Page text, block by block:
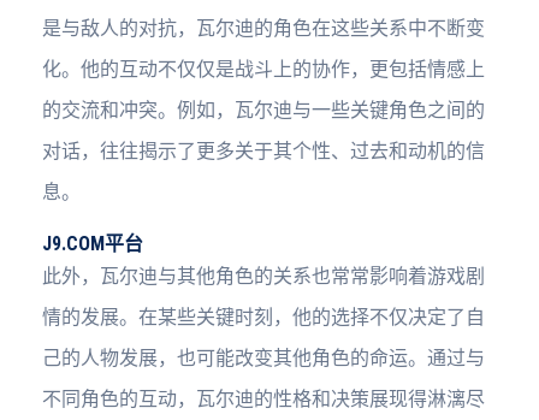
是与敌人的对抗，瓦尔迪的角色在这些关系中不断变
化。他的互动不仅仅是战斗上的协作，更包括情感上
的交流和冲突。例如，瓦尔迪与一些关键角色之间的
对话，往往揭示了更多关于其个性、过去和动机的信
息。
J9.COM平台
此外，瓦尔迪与其他角色的关系也常常影响着游戏剧
情的发展。在某些关键时刻，他的选择不仅决定了自
己的人物发展，也可能改变其他角色的命运。通过与
不同角色的互动，瓦尔迪的性格和决策展现得淋漓尽